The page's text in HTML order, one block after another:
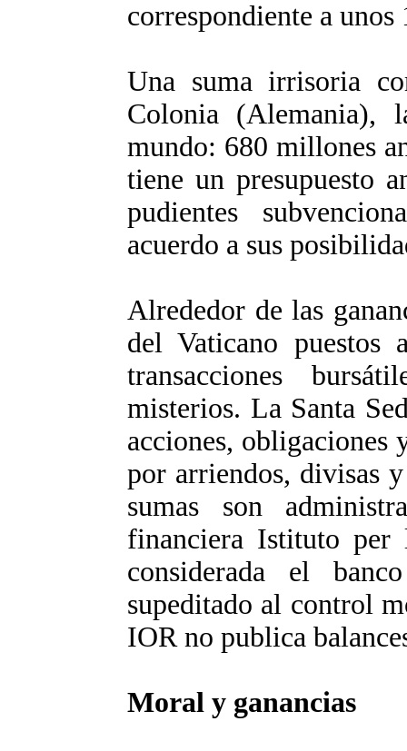
correspondiente a
Una suma irrisoria
Colonia (Alemania),
mundo: 680 millones
tiene un presupuesto
pudientes
acuerdo a sus
Alrededor de las
del Vaticano puestos
transacciones
misterios. La Santa
acciones, obligaciones
por arriendos, divisas
sumas son
financiera Istituto
considerada el
supeditado al control
IOR no publica
Moral y ganancias